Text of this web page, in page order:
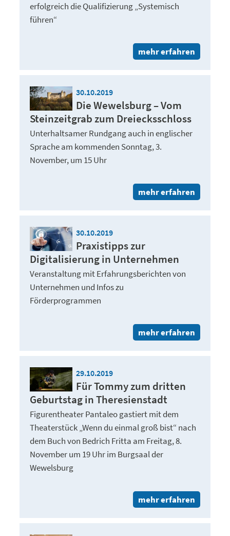
erfolgreich die Qualifizierung „Systemisch
führen“
mehr erfahren
30.10.2019
Die Wewelsburg – Vom
Steinzeitgrab zum Dreiecksschloss
Unterhaltsamer Rundgang auch in englischer
Sprache am kommenden Sonntag, 3.
November, um 15 Uhr
mehr erfahren
30.10.2019
Praxistipps zur
Digitalisierung in Unternehmen
Veranstaltung mit Erfahrungsberichten von
Unternehmen und Infos zu
Förderprogrammen
mehr erfahren
29.10.2019
Für Tommy zum dritten
Geburtstag in Theresienstadt
Figurentheater Pantaleo gastiert mit dem
Theaterstück „Wenn du einmal groß bist“ nach
dem Buch von Bedrich Fritta am Freitag, 8.
November um 19 Uhr im Burgsaal der
Wewelsburg
mehr erfahren